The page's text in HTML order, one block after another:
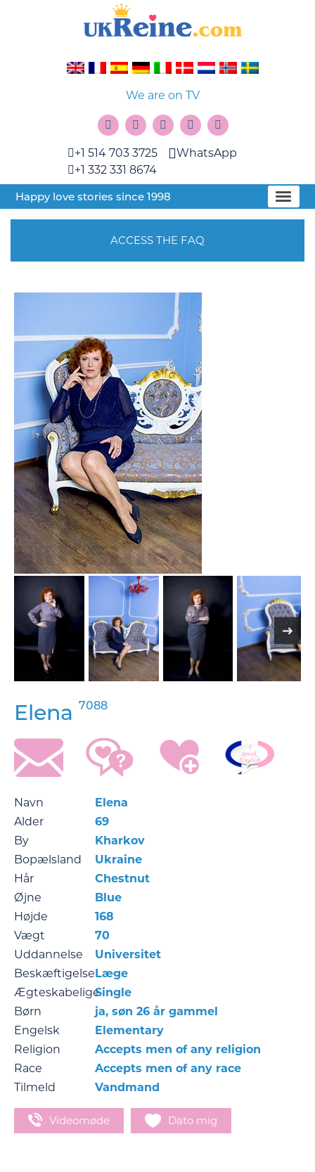
We are on TV
+1 514 703 3725
+1 332 331 8674
WhatsApp
Happy love stories since 1998
ACCESS THE FAQ
Elena 7088
Navn
Elena
Alder
69
By
Kharkov
Bopælsland
Ukraine
Hår
Chestnut
Øjne
Blue
Højde
168
Vægt
70
Uddannelse
Universitet
BeskæftigelseLæge
ÆgteskabeligeSingle
Børn
ja, søn 26 år gammel
Engelsk
Elementary
Religion
Accepts men of any religion
Race
Accepts men of any race
Tilmeld
Vandmand
Videomøde Dato mig